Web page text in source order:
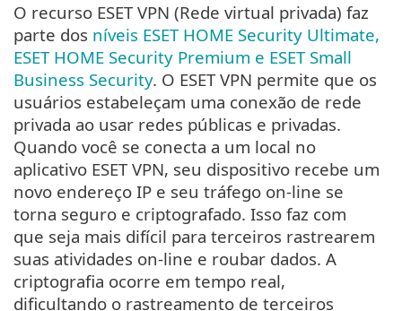
O recurso ESET VPN (Rede virtual privada) faz
parte dos níveis ESET HOME Security Ultimate,
ESET HOME Security Premium e ESET Small
Business Security. O ESET VPN permite que os
usuários estabeleçam uma conexão de rede
privada ao usar redes públicas e privadas.
Quando você se conecta a um local no
aplicativo ESET VPN, seu dispositivo recebe um
novo endereço IP e seu tráfego on-line se
torna seguro e criptografado. Isso faz com
que seja mais difícil para terceiros rastrearem
suas atividades on-line e roubar dados. A
criptografia ocorre em tempo real,
dificultando o rastreamento de terceiros